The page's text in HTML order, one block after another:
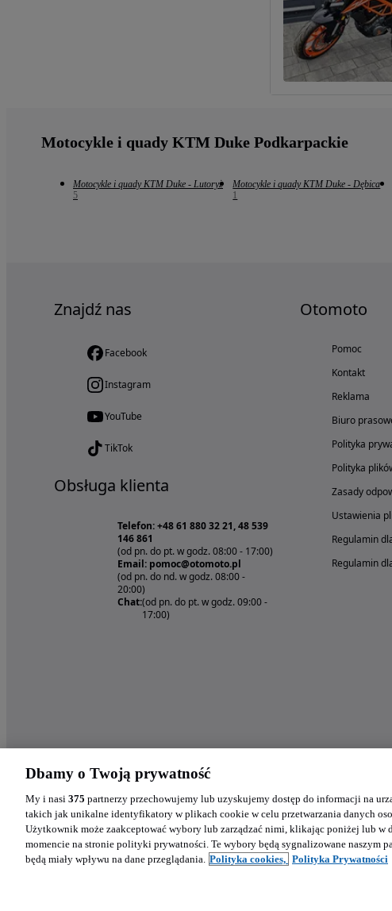
Motocykle i quady KTM Duke Podkarpackie
Motocykle i quady KTM Duke - Lutoryż
5
Motocykle i quady KTM Duke - Dębica
1
Znajdź nas
Facebook
Instagram
YouTube
TikTok
Obsługa klienta
Telefon: +48 61 880 32 21, 48 539
146 861
(od pn. do pt. w godz. 08:00 - 17:00)
Email: pomoc@otomoto.pl
(od pn. do nd. w godz. 08:00 -
20:00)
Chat:(od pn. do pt. w godz. 09:00 -
17:00)
Otomoto
Pomoc
Kontakt
Reklama
Biuro
Polityka
Polityka
Zasady
Ustawienia
Regulamin
Regulamin
Dbamy o Twoją prywatność
My i nasi 375 partnerzy przechowujemy lub uzyskujemy dostęp do informacji na
takich jak unikalne identyfikatory w plikach cookie w celu przetwarzania danych
Użytkownik może zaakceptować wybory lub zarządzać nimi, klikając poniżej lub w
momencie na stronie polityki prywatności. Te wybory będą sygnalizowane naszym
będą miały wpływu na dane przeglądania. Polityka cookies, Polityka Prywatności